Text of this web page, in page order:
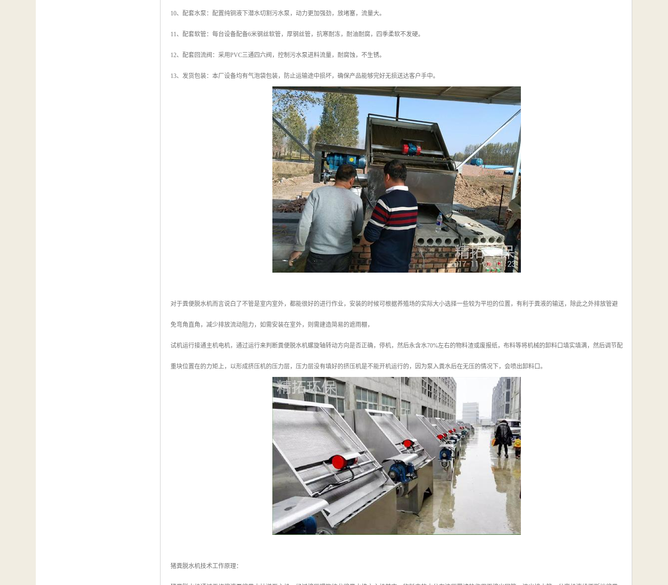
10、配套水泵：配置纯铜液下潜水切割污水泵，动力更加强劲，放堵塞，流量大。
11、配套软管：每台设备配备6米钢丝软管，厚钢丝管，抗寒耐冻，耐油耐腐，四季柔软不发硬。
12、配套回流阀：采用PVC三通四六阀，控制污水泵进料流量，耐腐蚀，不生锈。
13、发货包装：本厂设备均有气泡袋包装，防止运输途中损坏，确保产品能够完好无损送达客户手中。
对于粪便脱水机而言说白了不管是室内室外，都能很好的进行作业，安装的时候可根据养殖场的实际大小选择一些较为平坦的位置，有利于粪液的输送，除此之外排放管避
免弯角直角，减少排放流动阻力，如需安装在室外，则需建造简易的遮雨棚，
试机运行接通主机电机，通过运行来判断粪便脱水机螺旋轴转动方向是否正确，停机，然后永含水70%左右的物料渣或废报纸，布料等将机械的卸料口填实填满，然后调节配
重块位置在的力矩上，以形成挤压机的压力层，压力层没有填好的挤压机是不能开机运行的，因为泵入粪水后在无压的情况下，会喷出卸料口。
猪粪脱水机技术工作原理：